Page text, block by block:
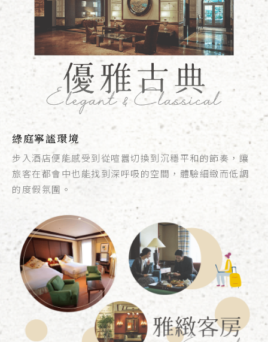
綠庭寧謐環境
步入酒店便能感受到從喧囂切換到沉穩平和的節奏，讓
旅客在都會中也能找到深呼吸的空間，體驗細緻而低調
的度假氛圍。